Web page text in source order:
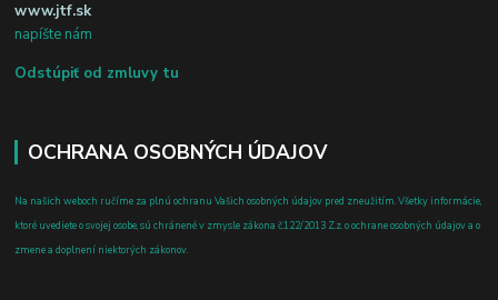
www.jtf.sk
napíšte nám
Odstúpiť od zmluvy tu
OCHRANA OSOBNÝCH ÚDAJOV
Na našich weboch ručíme za plnú ochranu Vašich osobných údajov pred zneužitím. Všetky informácie,
ktoré uvediete o svojej osobe, sú chránené v zmysle zákona č.122/2013 Z.z. o ochrane osobných údajov a o
zmene a doplnení niektorých zákonov.